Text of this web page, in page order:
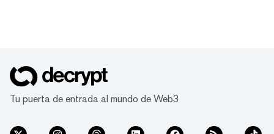
Tu puerta de entrada al mundo de Web3